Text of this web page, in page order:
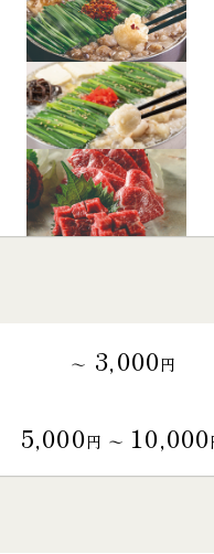
～ 3,000円
5,000円 〜 10,000